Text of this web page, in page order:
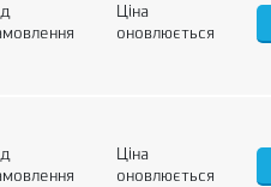
Ціна
оновлюється
Ціна
оновлюється